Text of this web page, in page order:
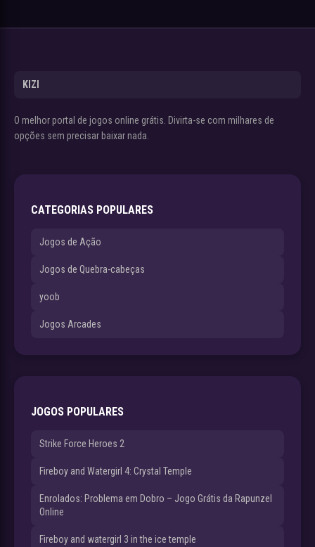
KIZI
O melhor portal de jogos online grátis. Divirta-se com milhares de
opções sem precisar baixar nada.
CATEGORIAS POPULARES
Jogos de Ação
Jogos de Quebra-cabeças
yoob
Jogos Arcades
JOGOS POPULARES
Strike Force Heroes 2
Fireboy and Watergirl 4: Crystal Temple
Enrolados: Problema em Dobro – Jogo Grátis da Rapunzel
Online
Fireboy and watergirl 3 in the ice temple